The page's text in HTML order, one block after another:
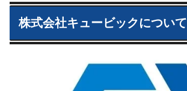
株式会社キュービックについて